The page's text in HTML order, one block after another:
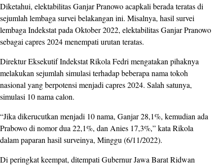
Diketahui, elektabilitas Ganjar Pranowo acapkali berada teratas di
sejumlah lembaga survei belakangan ini. Misalnya, hasil survei
lembaga Indekstat pada Oktober 2022, elektabilitas Ganjar Pranowo
sebagai capres 2024 menempati urutan teratas.
Direktur Eksekutif Indekstat Rikola Fedri mengatakan pihaknya
melakukan sejumlah simulasi terhadap beberapa nama tokoh
nasional yang berpotensi menjadi capres 2024. Salah satunya,
simulasi 10 nama calon.
“Jika dikerucutkan menjadi 10 nama, Ganjar 28,1%, kemudian ada
Prabowo di nomor dua 22,1%, dan Anies 17,3%,” kata Rikola
dalam paparan hasil surveinya, Minggu (6/11/2022).
Di peringkat keempat, ditempati Gubernur Jawa Barat Ridwan